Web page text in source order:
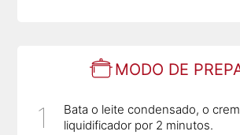
MODO DE
Bata o leite condensado, o
liquidificador por 2 minutos.